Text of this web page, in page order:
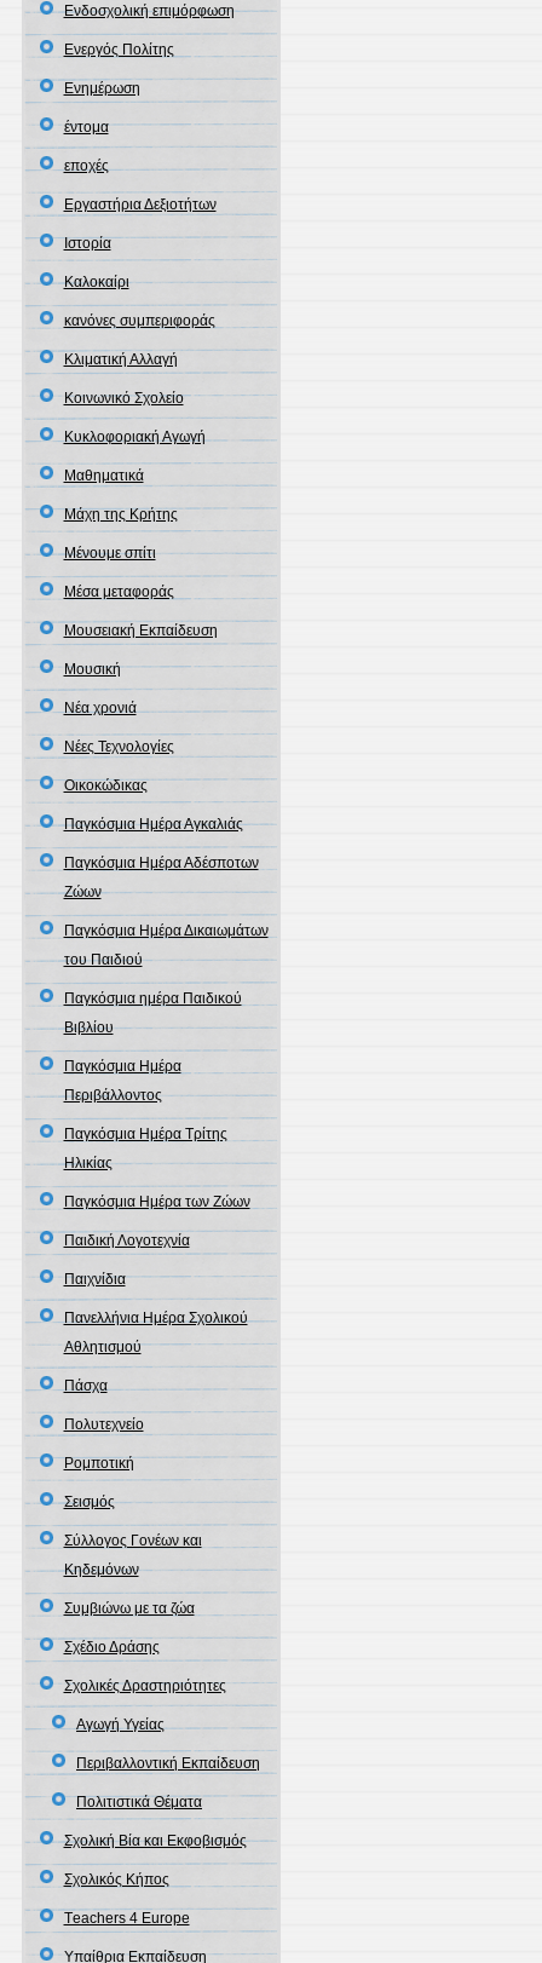
Ενδοσχολική επιμόρφωση
Ενεργός Πολίτης
Ενημέρωση
έντομα
εποχές
Εργαστήρια Δεξιοτήτων
Ιστορία
Καλοκαίρι
κανόνες συμπεριφοράς
Κλιματική Αλλαγή
Κοινωνικό Σχολείο
Κυκλοφοριακή Αγωγή
Μαθηματικά
Μάχη της Κρήτης
Μένουμε σπίτι
Μέσα μεταφοράς
Μουσειακή Εκπαίδευση
Μουσική
Νέα χρονιά
Νέες Τεχνολoγίες
Οικοκώδικας
Παγκόσμια Ημέρα Αγκαλιάς
Παγκόσμια Ημέρα Αδέσποτων
Ζώων
Παγκόσμια Ημέρα Δικαιωμάτων
του Παιδιού
Παγκόσμια ημέρα Παιδικού
Βιβλίου
Παγκόσμια Ημέρα
Περιβάλλοντος
Παγκόσμια Ημέρα Τρίτης
Ηλικίας
Παγκόσμια Ημέρα των Ζώων
Παιδική Λογοτεχνία
Παιχνίδια
Πανελλήνια Ημέρα Σχολικού
Αθλητισμού
Πάσχα
Πολυτεχνείο
Ρομποτική
Σεισμός
Σύλλογος Γονέων και
Κηδεμόνων
Συμβιώνω με τα ζώα
Σχέδιο Δράσης
Σχολικές Δραστηριότητες
Αγωγή Υγείας
Περιβαλλοντική Εκπαίδευση
Πολιτιστικά Θέματα
Σχολική Βία και Εκφοβισμός
Σχολικός Κήπος
Τeachers 4 Europe
Υπαίθρια Εκπαίδευση